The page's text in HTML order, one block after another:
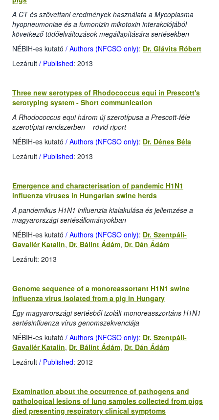
A CT és szövettani eredmények használata a Mycoplasma
hyopneumoniae és a fumonizin mikotoxin interakciójából
következő tüdőelváltozások megállapítására sertésekben
NÉBIH-es kutató / Authors (NFCSO only): Dr. Glávits Róbert
Lezárult / Published: 2013
Three new serotypes of Rhodococcus equi in Prescott's
serotyping system - Short communication
A Rhodococcus equi három új szerotípusa a Prescott-féle
szerotípiai rendszerben – rövid riport
NÉBIH-es kutató / Authors (NFCSO only): Dr. Dénes Béla
Lezárult / Published: 2013
Emergence and characterisation of pandemic H1N1
influenza viruses in Hungarian swine herds
A pandemikus H1N1 influenzia kialakulása és jellemzése a
magyarországi sertésállományokban
NÉBIH-es kutató / Authors (NFCSO only): Dr. Szentpáli-
Gavallér Katalin, Dr. Bálint Ádám, Dr. Dán Ádám
Lezárult: 2013
Genome sequence of a monoreassortant H1N1 swine
influenza virus isolated from a pig in Hungary
Egy magyarországi sertésből izolált monoreasszortáns H1N1
sertésinfluenza vírus genomszekvenciája
NÉBIH-es kutató / Authors (NFCSO only): Dr. Szentpáli-
Gavallér Katalin, Dr. Bálint Ádám, Dr. Dán Ádám
Lezárult / Published: 2012
Examination about the occurrence of pathogens and
pathological lesions of lung samples collected from pigs
died presenting respiratory clinical symptoms